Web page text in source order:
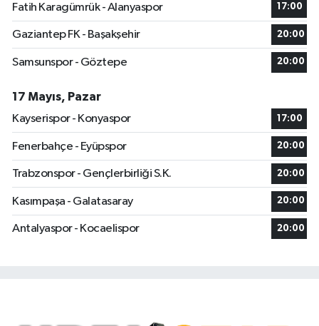
Fatih Karagümrük - Alanyaspor
17:00
Gaziantep FK - Başakşehir 20:00
Samsunspor - Göztepe 20:00
17 Mayıs, Pazar
Kayserispor - Konyaspor
17:00
Fenerbahçe - Eyüpspor 20:00
Trabzonspor - Gençlerbirliği S.K. 20:00
Kasımpaşa - Galatasaray 20:00
Antalyaspor - Kocaelispor 20:00